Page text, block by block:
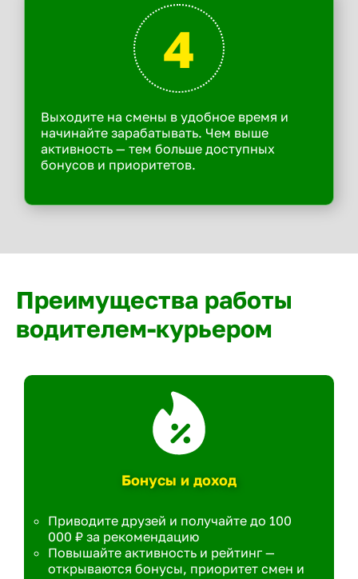
4
Выходите на смены в удобное время и
начинайте зарабатывать. Чем выше
активность — тем больше доступных
бонусов и приоритетов.
Преимущества работы
водителем-курьером
Бонусы и доход
Приводите друзей и получайте до 100
000 ₽ за рекомендацию
Повышайте активность и рейтинг —
открываются бонусы, приоритет смен и